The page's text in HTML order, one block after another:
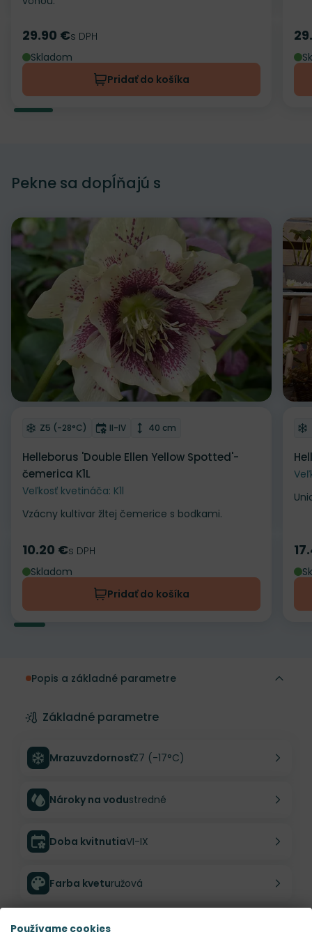
Cena
29.90 €s DPH
Skladom
Pridať do košíka
Pekne sa dopĺňajú s
Odober do zoznamu želaní
Mrazuvzdornosť
Z5 (-28°C) Doba kvitnutia
II-IV Výška rastliny
40 cm
Helleborus 'Double Ellen Yellow Spotted'-
čemerica K1L
Veľkosť kvetináča: K1l
Vzácny kultivar žltej čemerice s bodkami.
Cena
10.20 €s DPH
Skladom
Pridať do košíka
Popis a základné parametre
Základné parametre
MrazuvzdornosťZ7 (-17°C)
Nároky na vodustredné
Doba kvitnutiaVI-IX
Farba kveturužová
Výška rastliny
Používame cookies